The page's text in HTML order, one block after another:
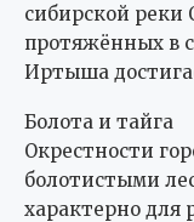
сибирской реки
протяжённых в
Иртыша
Болота и тайга
Окрестности
болотистыми
характерно для